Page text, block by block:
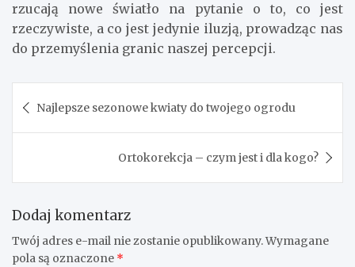
rzucają nowe światło na pytanie o to, co jest
rzeczywiste, a co jest jedynie iluzją, prowadząc nas
do przemyślenia granic naszej percepcji.
wpisu
Najlepsze sezonowe kwiaty do twojego ogrodu
Ortokorekcja – czym jest i dla kogo?
Dodaj komentarz
Twój adres e-mail nie zostanie opublikowany.Wymagane
pola są oznaczone *